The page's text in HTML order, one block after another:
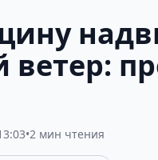
•2 мин чтения